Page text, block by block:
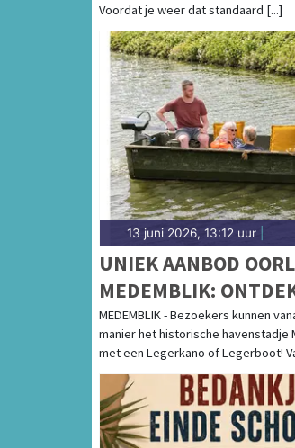
Voordat je weer dat standaard [...]
13 juni 2026, 13:12 uur
UNIEK AANBOD
MEDEMBLIK:
GESCHIEDENIS
LEGERBOOT OF
MEDEMBLIK - Bezoekers kunnen
manier het historische havenstadje
met een Legerkano of Legerboot!